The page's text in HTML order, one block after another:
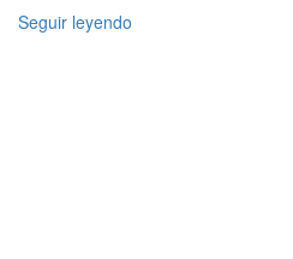
Seguir leyendo